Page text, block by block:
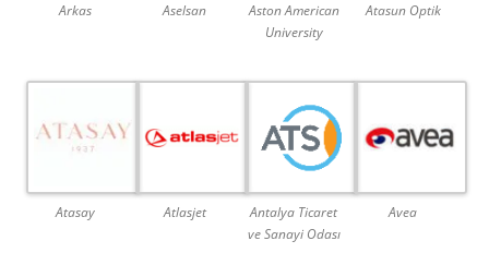
Arkas Aselsan
Aston American
University
Atasun Optik
Atasay Atlasjet
Antalya Ticaret
ve Sanayi Odası
Avea